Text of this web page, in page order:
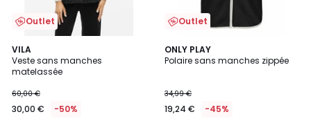
Outlet
VILA
Veste sans manches
matelassée
60,00 €
30,00 € -50%
5
/
5
Outlet
ONLY PLAY
Polaire sans manches zippée
34,99 €
19,24 € -45%